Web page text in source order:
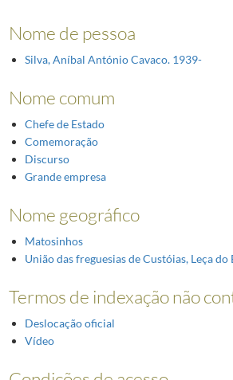
Nome de pessoa
Silva, Aníbal António Cavaco. 1939-
Nome comum
Chefe de Estado
Comemoração
Discurso
Grande empresa
Nome geográfico
Matosinhos
União das freguesias de Custóias, Leça
Termos de indexação não
Deslocação oficial
Vídeo